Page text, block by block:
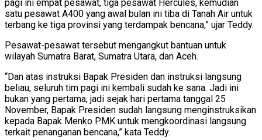
pagi ini empat pesawat, tiga pesawat Hercules, kemudian
satu pesawat A400 yang awal bulan ini tiba di Tanah Air untuk
terbang ke tiga provinsi yang terdampak bencana,” ujar Teddy.
Pesawat-pesawat tersebut mengangkut bantuan untuk
wilayah Sumatra Barat, Sumatra Utara, dan Aceh.
“Dan atas instruksi Bapak Presiden dan instruksi langsung
beliau, seluruh tim pagi ini kembali sudah ke sana. Jadi ini
bukan yang pertama, jadi sejak hari pertama tanggal 25
November, Bapak Presiden sudah langsung menginstruksikan
kepada Bapak Menko PMK untuk mengkoordinasi langsung
terkait penanganan bencana,” kata Teddy.